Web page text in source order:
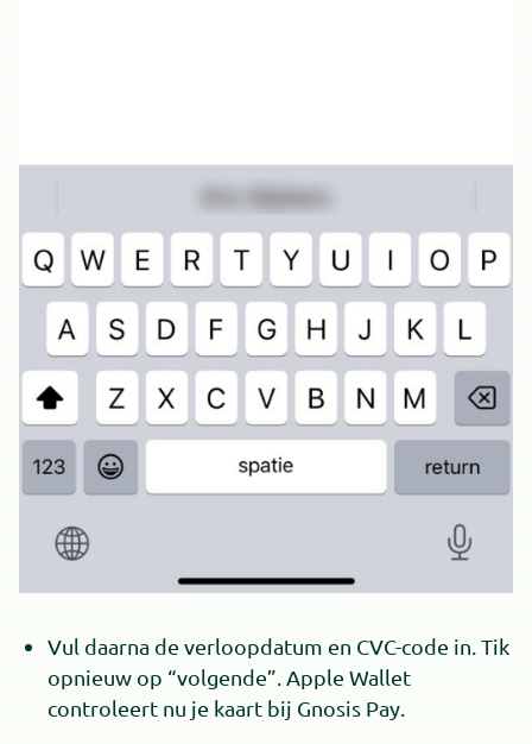
Vul daarna de verloopdatum en CVC-code in. Tik
opnieuw op “volgende”. Apple Wallet
controleert nu je kaart bij Gnosis Pay.